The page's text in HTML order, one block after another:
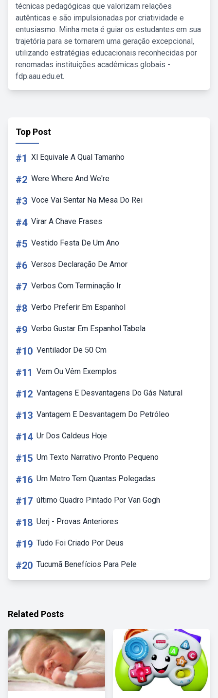
técnicas pedagógicas que valorizam relações
autênticas e são impulsionadas por criatividade e
entusiasmo. Minha meta é guiar os estudantes em sua
trajetória para se tornarem uma geração excepcional,
utilizando estratégias educacionais reconhecidas por
renomadas instituições acadêmicas globais -
fdp.aau.edu.et.
Top Post
#1 Xl Equivale A Qual Tamanho
#2 Were Where And We're
#3 Voce Vai Sentar Na Mesa Do Rei
#4 Virar A Chave Frases
#5 Vestido Festa De Um Ano
#6 Versos Declaração De Amor
#7 Verbos Com Terminação Ir
#8 Verbo Preferir Em Espanhol
#9 Verbo Gustar Em Espanhol Tabela
#10 Ventilador De 50 Cm
#11 Vem Ou Vêm Exemplos
#12 Vantagens E Desvantagens Do Gás Natural
#13 Vantagem E Desvantagem Do Petróleo
#14 Ur Dos Caldeus Hoje
#15 Um Texto Narrativo Pronto Pequeno
#16 Um Metro Tem Quantas Polegadas
#17 último Quadro Pintado Por Van Gogh
#18 Uerj - Provas Anteriores
#19 Tudo Foi Criado Por Deus
#20 Tucumã Benefícios Para Pele
Related Posts